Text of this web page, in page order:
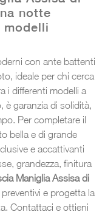
notte
modelli
con ante battenti
ideale per chi cerca
i differenti modelli a
garanzia di solidità,
Per completare il
bella e di grande
e accattivanti
grandezza, finitura
Maniglia Assisa di
e progetta la
Contattaci e ottieni